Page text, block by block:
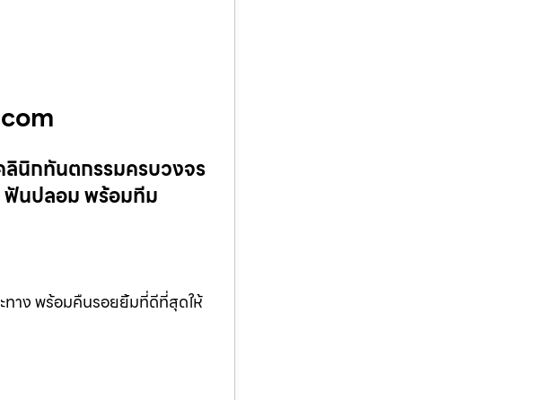
นิกทันตกรรมครบวงจร
ฟันปลอม พร้อมทีม
าง พร้อมคืนรอยยิ้มที่ดีที่สุดให้